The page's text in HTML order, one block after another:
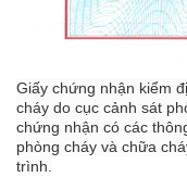
Giấy chứng nhận kiểm
cháy do cục cảnh sát
chứng nhận có các
phòng cháy và chữa
trình.